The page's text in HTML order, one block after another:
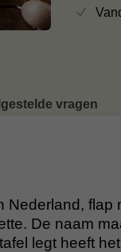
vragen
Nederland, flap
De naam
legt heeft